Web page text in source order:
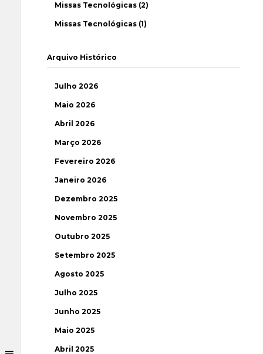
Missas Tecnológicas (2)
Missas Tecnológicas (1)
Arquivo Histórico
Julho 2026
Maio 2026
Abril 2026
Março 2026
Fevereiro 2026
Janeiro 2026
Dezembro 2025
Novembro 2025
Outubro 2025
Setembro 2025
Agosto 2025
Julho 2025
Junho 2025
Maio 2025
Abril 2025